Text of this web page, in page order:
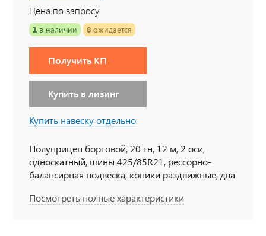
Цена по запросу
1 в наличии 8 ожидается
Получить КП
Купить в лизинг
Купить навеску отдельно
Полуприцеп бортовой, 20 тн, 12 м, 2 оси,
односкатный, шины 425/85R21, рессорно-
балансирная подвеска, коники раздвижные, два
штатный ДЗК с запасным колесом полуприцепа,
Посмотреть полные характеристики